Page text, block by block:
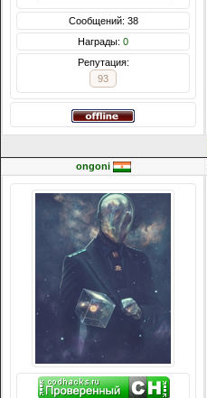
Сообщений: 38
Награды: 0
Репутация:
93
ongoni